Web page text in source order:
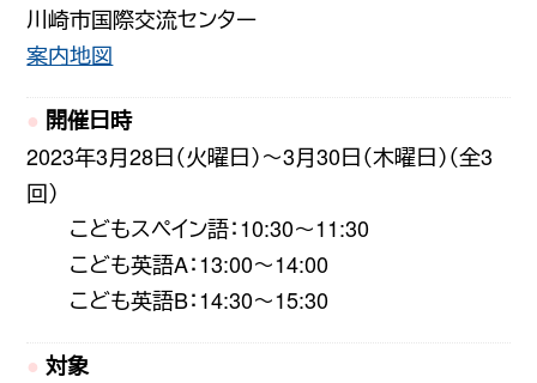
川崎市国際交流センター
案内地図
開催日時
2023年3月28日（火曜日）〜3月30日（木曜日）（全3
回）
こどもスペイン語：10:30～11:30
こども英語A：13:00〜14:00
こども英語B：14:30〜15:30
対象